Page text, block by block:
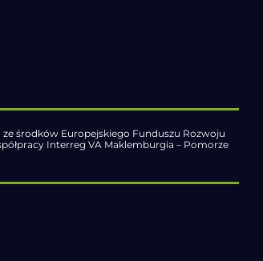
środków Europejskiego Funduszu Rozwoju
Interreg VA Maklemburgia – Pomorze